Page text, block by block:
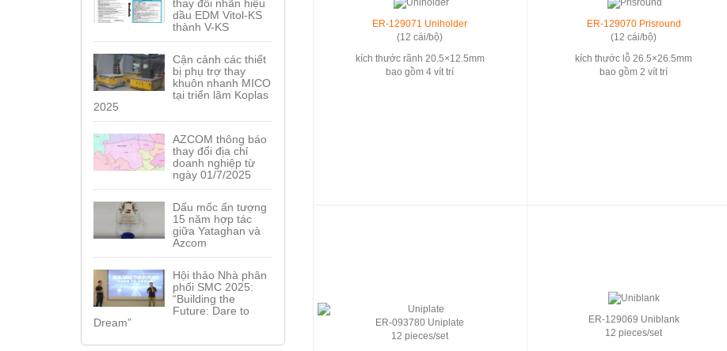
thay đổi nhãn hiệu
dầu EDM Vitol-KS
thành V-KS
Cận cảnh các thiết
bị phụ trợ thay
khuôn nhanh MICO
tại triển lãm Koplas
2025
AZCOM thông báo
thay đổi địa chỉ
doanh nghiệp từ
ngày 01/7/2025
Dấu mốc ấn tượng
15 năm hợp tác
giữa Yataghan và
Azcom
Hội thảo Nhà phân
phối SMC 2025:
“Building the
Future: Dare to
Dream”
ER-129071 Uniholder
(12 cái/bộ)
kích thước rãnh 20.5×12.5mm
bao gồm 4 vít trí
ER-129070 Prisround
(12 cái/bộ)
kích thước lỗ 26.5×26.5mm
bao gồm 2 vít trí
ER-093780 Uniplate
12 pieces/set
ER-129069 Uniblank
12 pieces/set